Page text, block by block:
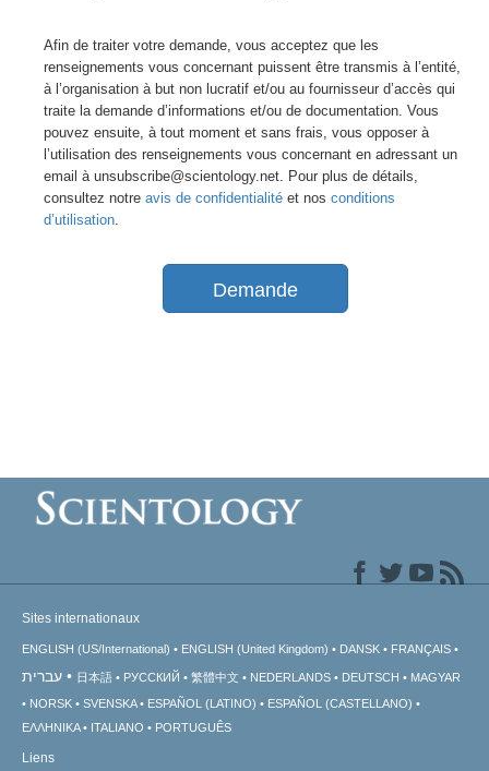
Afin de traiter votre demande, vous acceptez que les
renseignements vous concernant puissent être transmis à l’entité,
à l’organisation à but non lucratif et/ou au fournisseur d’accès qui
traite la demande d’informations et/ou de documentation. Vous
pouvez ensuite, à tout moment et sans frais, vous opposer à
l’utilisation des renseignements vous concernant en adressant un
email à unsubscribe@scientology.net. Pour plus de détails,
consultez notre avis de confidentialité et nos conditions
d’utilisation.
Demande
Sites internationaux
ENGLISH (US/International) ENGLISH (United Kingdom) DANSK FRANÇAIS
עברית 日本語 РУССКИЙ 繁體中文 NEDERLANDS DEUTSCH
MAGYAR
NORSK
SVENSKA ESPAÑOL (LATINO)
ESPAÑOL (CASTELLANO)
ΕΛΛΗΝΙΚA
ITALIANO PORTUGUÊS
Liens